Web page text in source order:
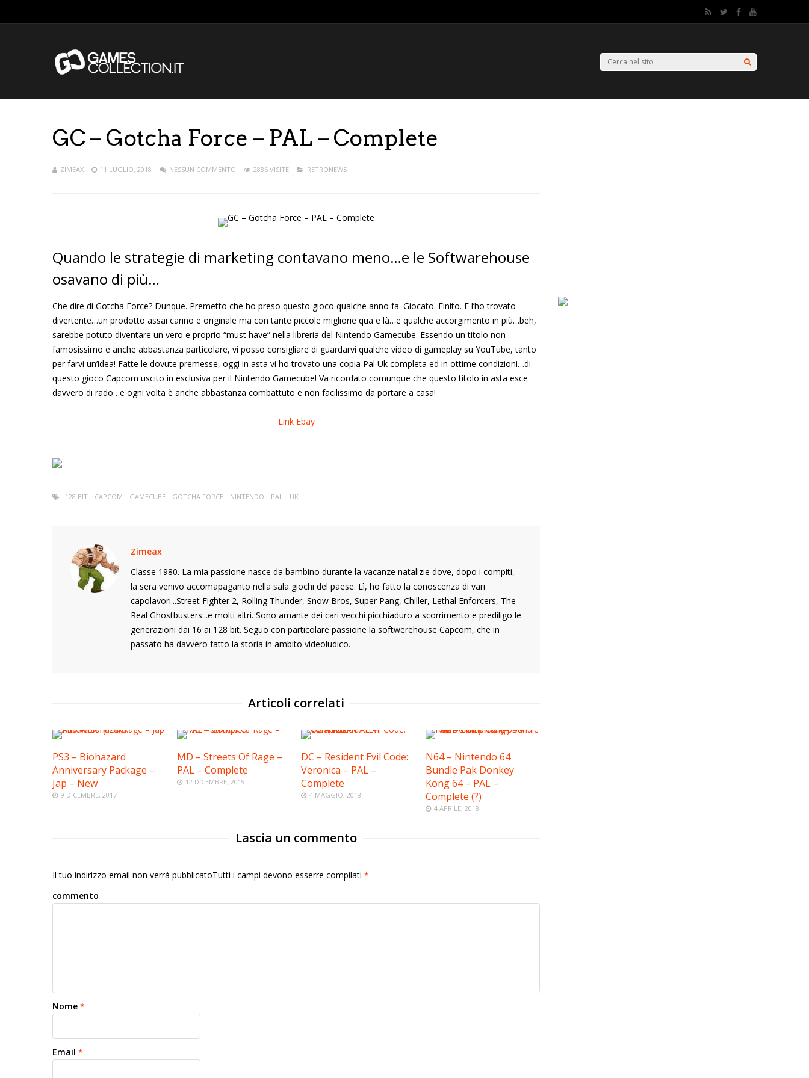
GC – Gotcha Force – PAL – Complete
ZIMEAX 11 LUGLIO, 2018 NESSUN COMMENTO 2886 VISITE RETRONEWS
Quando le strategie di marketing contavano meno…e le Softwarehouse
osavano di più…
Che dire di Gotcha Force? Dunque. Premetto che ho preso questo gioco qualche anno fa. Giocato. Finito. E l’ho trovato
divertente…un prodotto assai carino e originale ma con tante piccole migliorie qua e là…e qualche accorgimento in più…beh,
sarebbe potuto diventare un vero e proprio “must have” nella libreria del Nintendo Gamecube. Essendo un titolo non
famosissimo e anche abbastanza particolare, vi posso consigliare di guardarvi qualche video di gameplay su YouTube, tanto
per farvi un’idea! Fatte le dovute premesse, oggi in asta vi ho trovato una copia Pal Uk completa ed in ottime condizioni…di
questo gioco Capcom uscito in esclusiva per il Nintendo Gamecube! Va ricordato comunque che questo titolo in asta esce
davvero di rado…e ogni volta è anche abbastanza combattuto e non facilissimo da portare a casa!
Link Ebay
128 BIT CAPCOM GAMECUBE GOTCHA FORCE NINTENDO PAL UK
Zimeax
Classe 1980. La mia passione nasce da bambino durante la vacanze natalizie dove, dopo i compiti,
la sera venivo accomapaganto nella sala giochi del paese. Lì, ho fatto la conoscenza di vari
capolavori...Street Fighter 2, Rolling Thunder, Snow Bros, Super Pang, Chiller, Lethal Enforcers, The
Real Ghostbusters...e molti altri. Sono amante dei cari vecchi picchiaduro a scorrimento e prediligo le
generazioni dai 16 ai 128 bit. Seguo con particolare passione la softwerehouse Capcom, che in
passato ha davvero fatto la storia in ambito videoludico.
Articoli correlati
PS3 – Biohazard
Anniversary Package –
Jap – New
9 DICEMBRE, 2017
MD – Streets Of Rage –
PAL – Complete
12 DICEMBRE, 2019
DC – Resident Evil Code:
Veronica – PAL –
Complete
4 MAGGIO, 2018
N64 – Nintendo 64
Bundle Pak Donkey
Kong 64 – PAL –
Complete (?)
4 APRILE, 2018
Lascia un commento
Il tuo indirizzo email non verrà pubblicatoTutti i campi devono esserre compilati *
commento
Nome *
Email *